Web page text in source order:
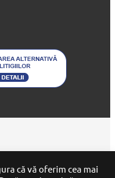
că vă oferim cea mai